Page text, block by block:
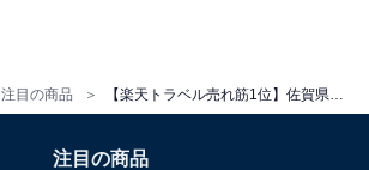
注目の商品
注目の商品